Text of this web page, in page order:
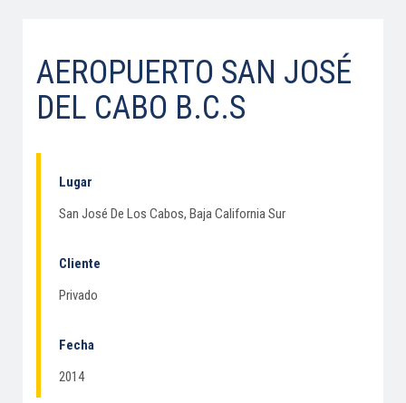
AEROPUERTO SAN JOSÉ
DEL CABO B.C.S
Lugar
San José De Los Cabos, Baja California Sur
Cliente
Privado
Fecha
2014